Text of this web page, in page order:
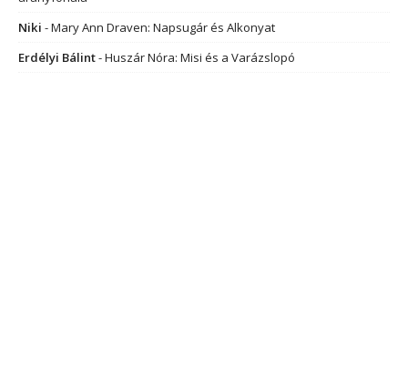
Niki -Mary Ann Draven: Napsugár és Alkonyat
Erdélyi Bálint-Huszár Nóra: Misi és a Varázslopó